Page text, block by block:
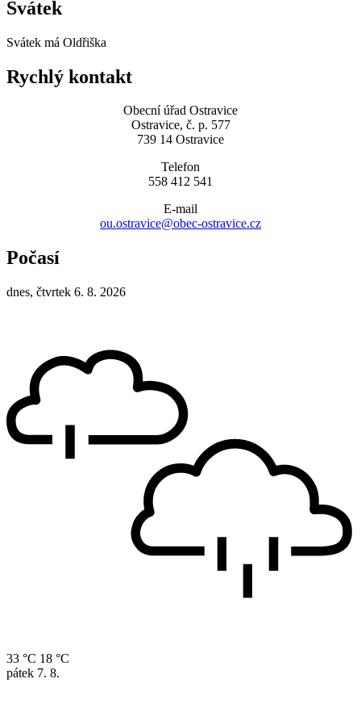
Svátek
Svátek má Oldřiška
Rychlý kontakt
Obecní úřad Ostravice
Ostravice, č. p. 577
739 14 Ostravice
Telefon
558 412 541
E-mail
ou.ostravice@obec-ostravice.cz
Počasí
dnes, čtvrtek 6. 8. 2026
33 °C 18 °C
pátek 7. 8.